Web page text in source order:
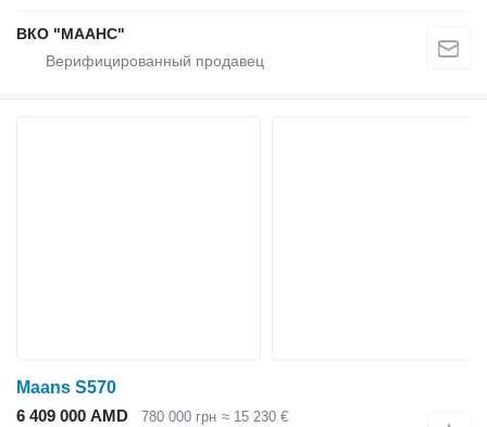
ВКО "МААНС"
Maans S570
6 409 000 AMD
780 000 грн ≈ 15 230 €